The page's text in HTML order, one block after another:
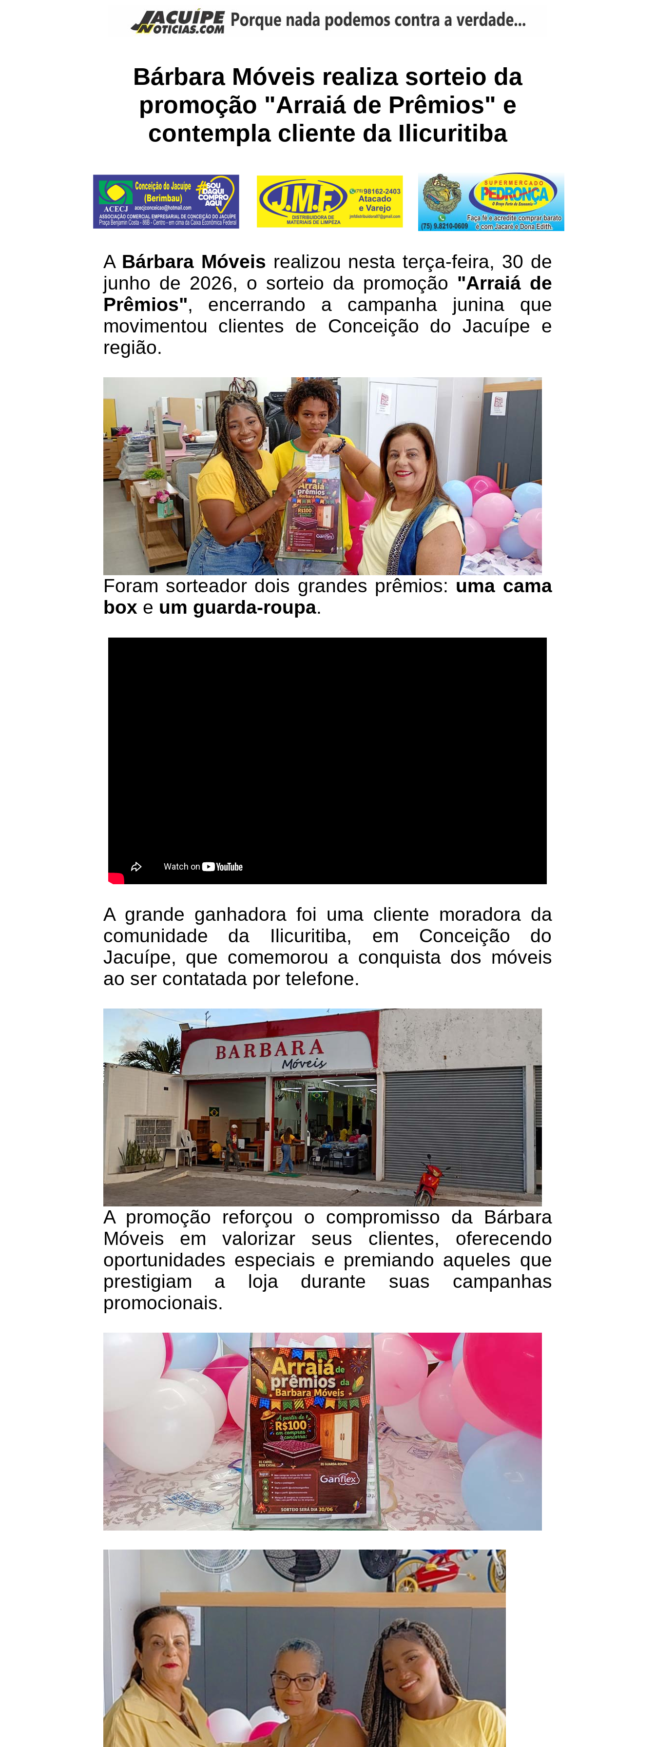
Bárbara Móveis realiza sorteio da
promoção "Arraiá de Prêmios" e
contempla cliente da Ilicuritiba
A Bárbara Móveis realizou nesta terça-feira, 30 de
junho de 2026, o sorteio da promoção "Arraiá de
Prêmios", encerrando a campanha junina que
movimentou clientes de Conceição do Jacuípe e
região.
Foram sorteador dois grandes prêmios: uma cama
box e um guarda-roupa.
A grande ganhadora foi uma cliente moradora da
comunidade da Ilicuritiba, em Conceição do
Jacuípe, que comemorou a conquista dos móveis
ao ser contatada por telefone.
A promoção reforçou o compromisso da Bárbara
Móveis em valorizar seus clientes, oferecendo
oportunidades especiais e premiando aqueles que
prestigiam a loja durante suas campanhas
promocionais.